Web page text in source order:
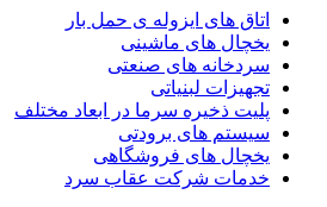
اتاق های ایزوله ی حمل بار
یخچال های ماشینی
سردخانه های صنعتی
تجهیزات لبنیاتی
پلیت ذخیره سرما در ابعاد مختلف
سیستم های برودتی
یخچال های فروشگاهی
خدمات شرکت عقاب سرد